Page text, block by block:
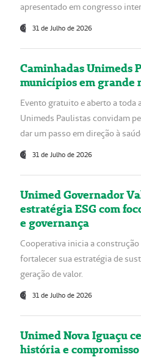
apresentado em congresso
31 de Julho de 2026
Caminhadas Unimeds
municípios em grande
Evento gratuito e aberto a toda
Unimeds Paulistas convidam
dar um passo em direção à
31 de Julho de 2026
Unimed Governador
estratégia ESG com
e governança
Cooperativa inicia a
fortalecer sua estratégia de
geração de valor.
31 de Julho de 2026
Unimed Nova Iguaçu
história e compromisso